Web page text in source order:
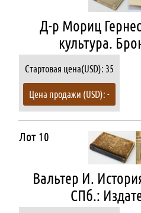
Д-р Мориц
культура.
Стартовая цена(USD): 35
Цена продажи (USD): -
Лот 10
Вальтер И.
СПб.: